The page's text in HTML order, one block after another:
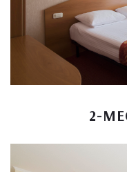
2-